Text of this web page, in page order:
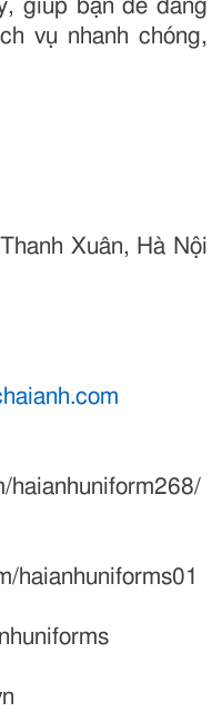
giúp bạn dễ dàng
vụ nhanh chóng,
Xuân, Hà Nội
haianhuniform268/
haianhuniforms01